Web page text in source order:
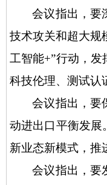
会议指出，要
技术攻关和超大规
工智能+”行动，
科技伦理、测试认
会议指出，要
动进出口平衡发展
新业态新模式，推
会议指出，要